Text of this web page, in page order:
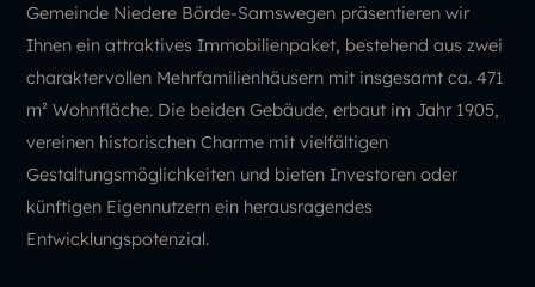
Gemeinde Niedere Börde-Samswegen präsentieren wir
Ihnen ein attraktives Immobilienpaket, bestehend aus zwei
charaktervollen Mehrfamilienhäusern mit insgesamt ca. 471
m² Wohnfläche. Die beiden Gebäude, erbaut im Jahr 1905,
vereinen historischen Charme mit vielfältigen
Gestaltungsmöglichkeiten und bieten Investoren oder
künftigen Eigennutzern ein herausragendes
Entwicklungspotenzial.